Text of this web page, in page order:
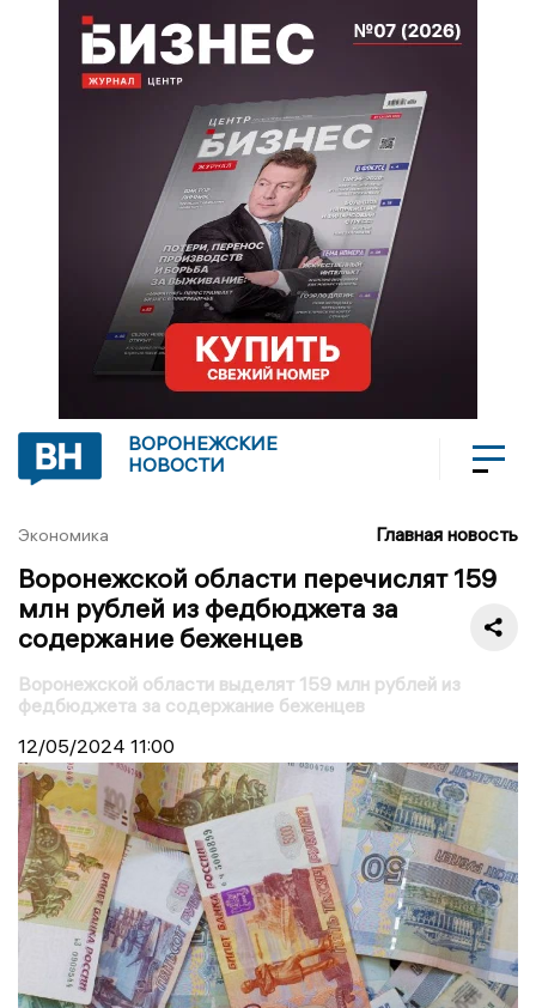
ВОРОНЕЖСКИЕ
НОВОСТИ
Экономика Главная новость
Воронежской области перечислят 159
млн рублей из федбюджета за
содержание беженцев
Воронежской области выделят 159 млн рублей из
федбюджета за содержание беженцев
12/05/2024 11:00